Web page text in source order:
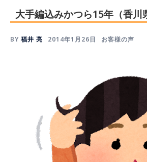
大手編込みかつら15年（香川
BY 福井 亮 2014年1月26日 お客様の声